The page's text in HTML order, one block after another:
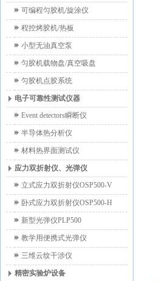
可编程匀胶机/旋涂仪
程控烤胶机/热板
小型无油真空泵
匀胶机载物盘/真空吸盘
匀胶机点胶系统
电子可靠性测试仪器
Event detectors瞬断仪
半导体热分析仪
材料热界面测试仪
应力双折射仪、光弹仪
立式应力双折射仪OSP500-V
卧式应力双折射仪OSP500-H
新型光弹仪PLP500
教学用便携式光弹仪
三维云纹干涉仪
精密实验炉设备